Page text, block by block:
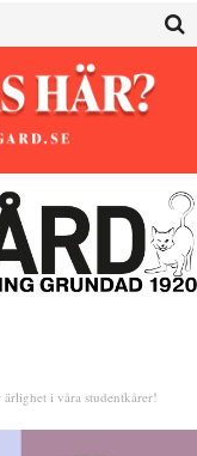
i våra studentkårer!